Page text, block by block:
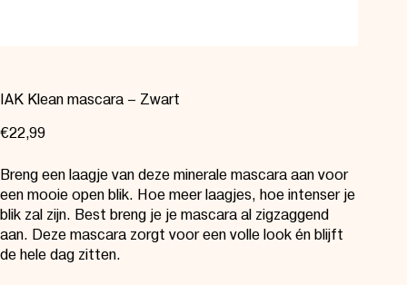
IAK Klean mascara – Zwart
€22,99
Breng een laagje van deze minerale mascara aan voor
een mooie open blik. Hoe meer laagjes, hoe intenser je
blik zal zijn. Best breng je je mascara al zigzaggend
aan. Deze mascara zorgt voor een volle look én blijft
de hele dag zitten.